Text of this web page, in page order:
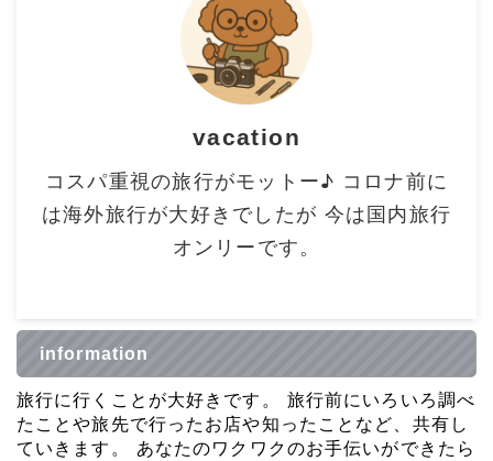
vacation
コスパ重視の旅行がモットー♪ コロナ前に
は海外旅行が大好きでしたが 今は国内旅行
オンリーです。
information
旅行に行くことが大好きです。 旅行前にいろいろ調べ
たことや旅先で行ったお店や知ったことなど、共有し
ていきます。 あなたのワクワクのお手伝いができたら